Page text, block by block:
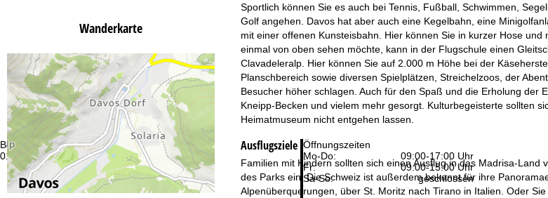
Beratung
01 265 01 58
Öffnungszeiten
Mo-Do:
09:00-17:00 Uhr
Fr:
09:00-15:00 Uhr
Sa-So:
geschlossen
Wanderkarte
Sportlich können Sie es auch bei Tennis, Fußball, Schwimmen,
Golf angehen. Davos hat aber auch eine Kegelbahn, eine
mit einer offenen Kunsteisbahn. Hier können Sie in kurzer Hose
einmal von oben sehen möchte, kann in der Flugschule einen
Clavadeleralp. Hier können Sie auf 2.000 m Höhe bei der
Planschbereich sowie diversen Spielplätzen, Streichelzoos, der
Besucher höher schlagen. Auch für den Spaß und die Erholung der
Kneipp-Becken und vielem mehr gesorgt. Kulturbegeisterte sollten
Heimatmuseum nicht entgehen lassen.
Ausflugsziele
Familien mit Kindern sollten sich einen Ausflug in das Madrisa-
des Parks ein. Die Schweiz ist außerdem bekannt für ihre
Alpenüberquerungen, über St. Moritz nach Tirano in Italien. Oder